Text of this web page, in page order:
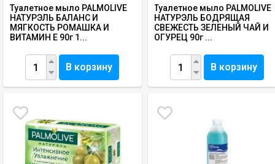
Туалетное мыло PALMOLIVE
НАТУРЭЛЬ БАЛАНС И
МЯГКОСТЬ РОМАШКА И
ВИТАМИН Е 90г 1...
В корзину
Туалетное мыло PALMOLIVE
НАТУРЭЛЬ БОДРЯЩАЯ
СВЕЖЕСТЬ ЗЕЛЕНЫЙ ЧАЙ И
ОГУРЕЦ 90г ...
В корзину